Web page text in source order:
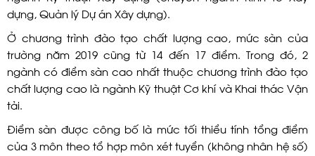
dựng, Quản lý Dự án Xây dựng).
Ở chương trình đào tạo chất lượng cao, mức sàn của
trường năm 2019 cũng từ 14 đến 17 điểm. Trong đó, 2
ngành có điểm sàn cao nhất thuộc chương trình đào tạo
chất lượng cao là ngành Kỹ thuật Cơ khí và Khai thác Vận
tải.
Điểm sàn được công bố là mức tối thiểu tính tổng điểm
của 3 môn theo tổ hợp môn xét tuyển (không nhân hệ số)